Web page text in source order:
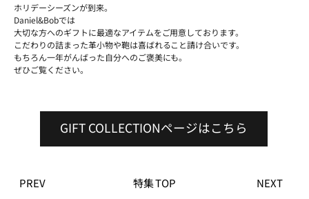
ホリデーシーズンが到来。
Daniel&Bobでは
大切な方へのギフトに最適なアイテムをご用意しております。
こだわりの詰まった革小物や鞄は喜ばれること請け合いです。
もちろん一年がんばった自分へのご褒美にも。
ぜひご覧ください。
GIFT COLLECTIONページはこちら
特集 TOP
PREV NEXT